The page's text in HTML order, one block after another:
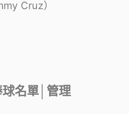
Cruz）
名單│管理